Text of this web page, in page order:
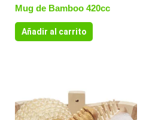
Mug de Bamboo 420cc
Añadir al carrito